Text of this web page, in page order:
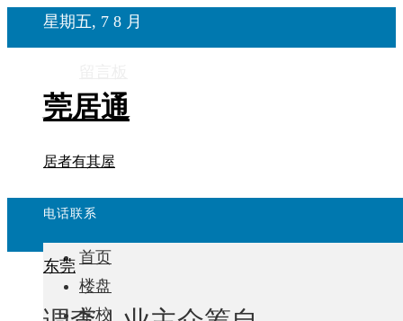
星期五, 7 8 月
莞居通
居者有其屋
电话联系
首页
楼盘
学校
东莞